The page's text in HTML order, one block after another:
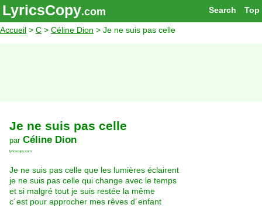
Top
Search
LyricsCopy.com
Accueil > C > Céline Dion > Je ne suis pas celle
Je ne suis pas celle
par Céline Dion
lyricscopy.com
Je ne suis pas celle que les lumières éclairent
je ne suis pas celle qui change avec le temps
et si malgré tout je suis restée la même
c´est pour approcher mes rêves d´enfant